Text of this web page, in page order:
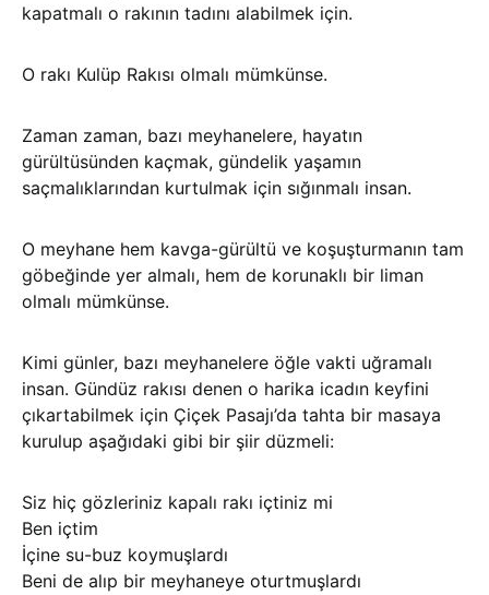
kapatmalı o rakının tadını alabilmek için.
O rakı Kulüp Rakısı olmalı mümkünse.
Zaman zaman, bazı meyhanelere, hayatın
gürültüsünden kaçmak, gündelik yaşamın
saçmalıklarından kurtulmak için sığınmalı insan.
O meyhane hem kavga-gürültü ve koşuşturmanın tam
göbeğinde yer almalı, hem de korunaklı bir liman
olmalı mümkünse.
Kimi günler, bazı meyhanelere öğle vakti uğramalı
insan. Gündüz rakısı denen o harika icadın keyfini
çıkartabilmek için Çiçek Pasajı’da tahta bir masaya
kurulup aşağıdaki gibi bir şiir düzmeli:
Siz hiç gözleriniz kapalı rakı içtiniz mi
Ben içtim
İçine su-buz koymuşlardı
Beni de alıp bir meyhaneye oturtmuşlardı